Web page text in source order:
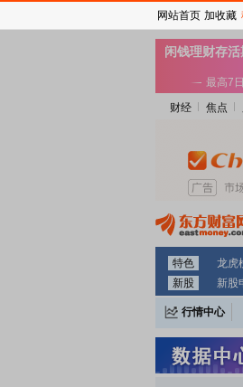
财经 焦点
特色 龙虎
新股
新股
行情中心
网站首页 加收藏